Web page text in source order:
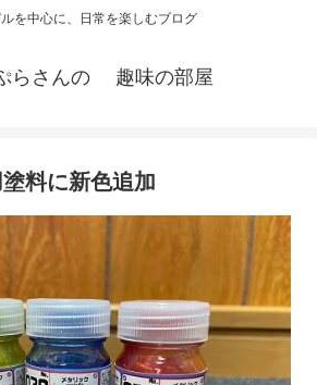
を中心に、日常を楽しむブログ
らさんの 趣味の部屋
料に新色追加